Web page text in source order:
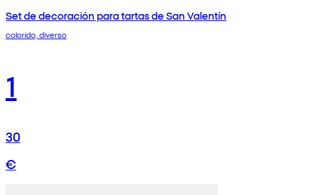
Set de decoración para tartas de San Valentín
colorido, diverso
1
30
€